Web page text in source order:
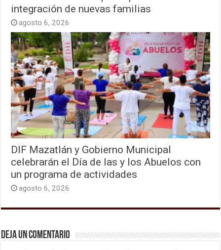
integración de nuevas familias
agosto 6, 2026
DIF Mazatlán y Gobierno Municipal
celebrarán el Día de las y los Abuelos con
un programa de actividades
agosto 6, 2026
Deja un comentario